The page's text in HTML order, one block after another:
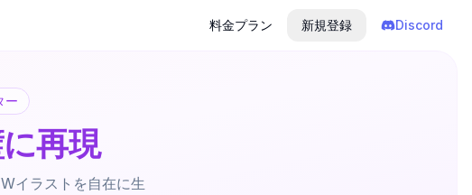
料金プラン 新規登録 Discord
ー
再現
イラストを自在に生